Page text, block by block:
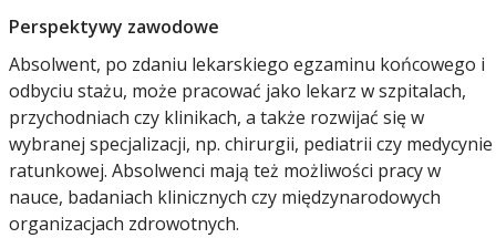
Perspektywy zawodowe
Absolwent, po zdaniu lekarskiego egzaminu końcowego i
odbyciu stażu, może pracować jako lekarz w szpitalach,
przychodniach czy klinikach, a także rozwijać się w
wybranej specjalizacji, np. chirurgii, pediatrii czy medycynie
ratunkowej. Absolwenci mają też możliwości pracy w
nauce, badaniach klinicznych czy międzynarodowych
organizacjach zdrowotnych.